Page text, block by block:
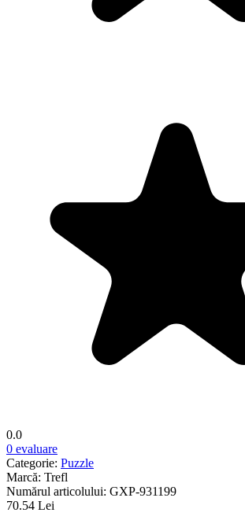
0.0
0 evaluare
Categorie: Puzzle
Marcă: Trefl
Numărul articolului: GXP-931199
70.54 Lei